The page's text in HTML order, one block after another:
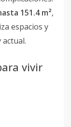
151.4 m²,
espacios y
vivir